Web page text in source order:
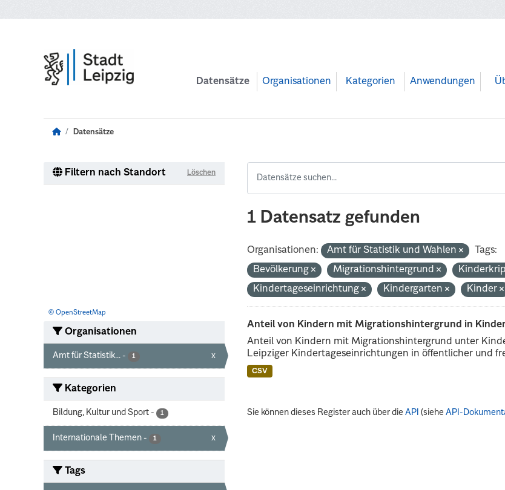
Datensätze Organisationen Kategorien Anwendungen
Datensätze
Filtern nach Standort Löschen
© OpenStreetMap
Organisationen
Amt für Statistik... - 1 x
Kategorien
Bildung, Kultur und Sport - 1
Internationale Themen - 1 x
Tags
1 Datensatz gefunden
Organisationen: Amt für Statistik und Wahlen
Tags:
Bevölkerung
Migrationshintergrund
Kindertageseinrichtung
Kindergarten Kinder
Anteil von Kindern mit Migrationshintergrund in
Anteil von Kindern mit Migrationshintergrund unter
Leipziger Kindertageseinrichtungen in öffentlicher und
CSV
Sie können dieses Register auch über dieAPI (sieheAPI-